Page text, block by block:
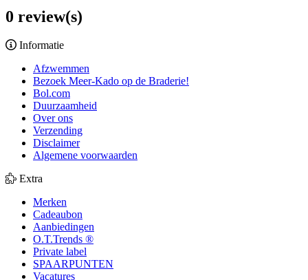
0 review(s)
Informatie
Afzwemmen
Bezoek Meer-Kado op de Braderie!
Bol.com
Duurzaamheid
Over ons
Verzending
Disclaimer
Algemene voorwaarden
Extra
Merken
Cadeaubon
Aanbiedingen
O.T.Trends ®
Private label
SPAARPUNTEN
Vacatures